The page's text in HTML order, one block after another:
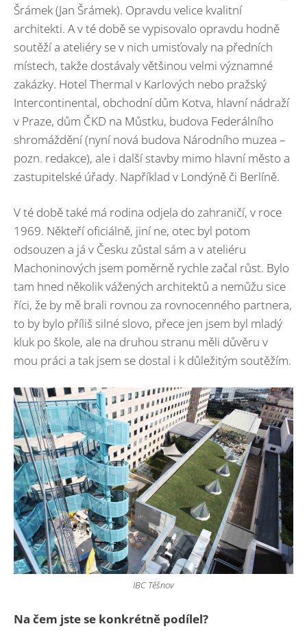
Šrámek (Jan Šrámek). Opravdu velice kvalitní
architekti. A v té době se vypisovalo opravdu hodně
soutěží a ateliéry se v nich umisťovaly na předních
místech, takže dostávaly většinou velmi významné
zakázky. Hotel Thermal v Karlových nebo pražský
Intercontinental, obchodní dům Kotva, hlavní nádraží
v Praze, dům ČKD na Můstku, budova Federálního
shromáždění (nyní nová budova Národního muzea –
pozn. redakce), ale i další stavby mimo hlavní město a
zastupitelské úřady. Například v Londýně či Berlíně.
V té době také má rodina odjela do zahraničí, v roce
1969. Někteří oficiálně, jiní ne, otec byl potom
odsouzen a já v Česku zůstal sám a v ateliéru
Machoninových jsem poměrně rychle začal růst. Bylo
tam hned několik vážených architektů a nemůžu sice
říci, že by mě brali rovnou za rovnocenného partnera,
to by bylo příliš silné slovo, přece jen jsem byl mladý
kluk po škole, ale na druhou stranu měli důvěru v
mou práci a tak jsem se dostal i k důležitým soutěžím.
IBC Těšnov
Na čem jste se konkrétně podílel?